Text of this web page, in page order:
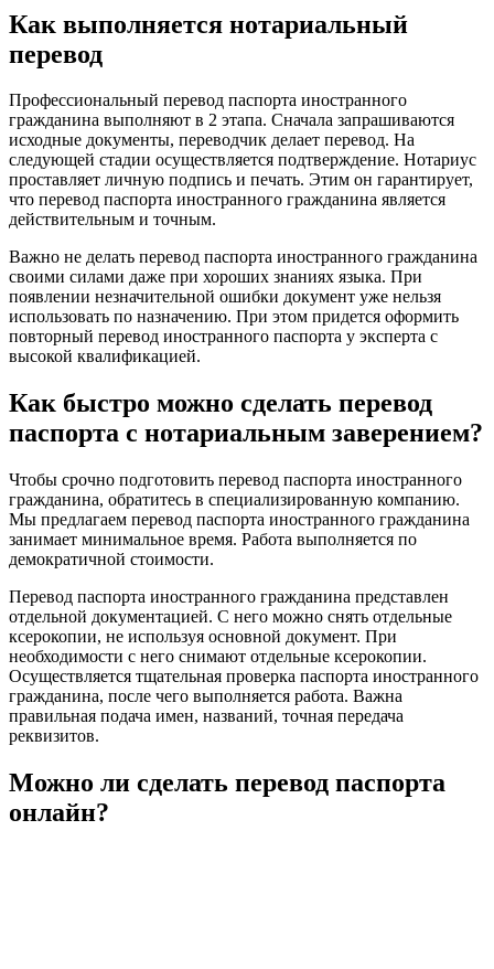
Как выполняется нотариальный
перевод
Профессиональный перевод паспорта иностранного
гражданина выполняют в 2 этапа. Сначала запрашиваются
исходные документы, переводчик делает перевод. На
следующей стадии осуществляется подтверждение. Нотариус
проставляет личную подпись и печать. Этим он гарантирует,
что перевод паспорта иностранного гражданина является
действительным и точным.
Важно не делать перевод паспорта иностранного гражданина
своими силами даже при хороших знаниях языка. При
появлении незначительной ошибки документ уже нельзя
использовать по назначению. При этом придется оформить
повторный перевод иностранного паспорта у эксперта с
высокой квалификацией.
Как быстро можно сделать перевод
паспорта с нотариальным заверением?
Чтобы срочно подготовить перевод паспорта иностранного
гражданина, обратитесь в специализированную компанию.
Мы предлагаем перевод паспорта иностранного гражданина
занимает минимальное время. Работа выполняется по
демократичной стоимости.
Перевод паспорта иностранного гражданина представлен
отдельной документацией. С него можно снять отдельные
ксерокопии, не используя основной документ. При
необходимости с него снимают отдельные ксерокопии.
Осуществляется тщательная проверка паспорта иностранного
гражданина, после чего выполняется работа. Важна
правильная подача имен, названий, точная передача
реквизитов.
Можно ли сделать перевод паспорта
онлайн?